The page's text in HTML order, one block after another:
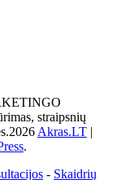
straipsnių
Akras.LT
.
- Skaidrių